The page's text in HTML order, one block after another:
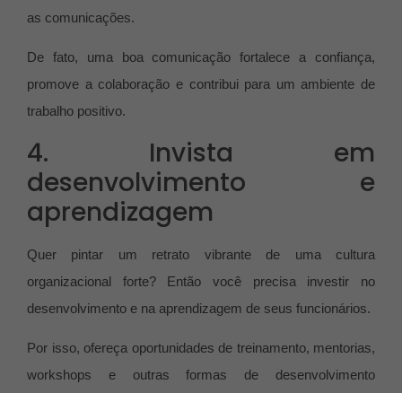
as comunicações.
De fato, uma boa comunicação fortalece a confiança,
promove a colaboração e contribui para um ambiente de
trabalho positivo.
4. Invista em
desenvolvimento e
aprendizagem
Quer pintar um retrato vibrante de uma cultura
organizacional forte? Então você precisa investir no
desenvolvimento e na aprendizagem de seus funcionários.
Por isso, ofereça oportunidades de treinamento, mentorias,
workshops e outras formas de desenvolvimento